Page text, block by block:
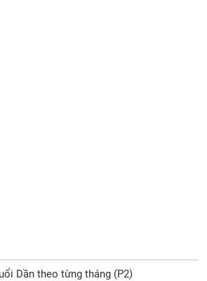
Dần theo từng tháng (P2)